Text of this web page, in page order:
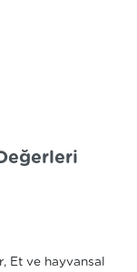
Et ve hayvansal